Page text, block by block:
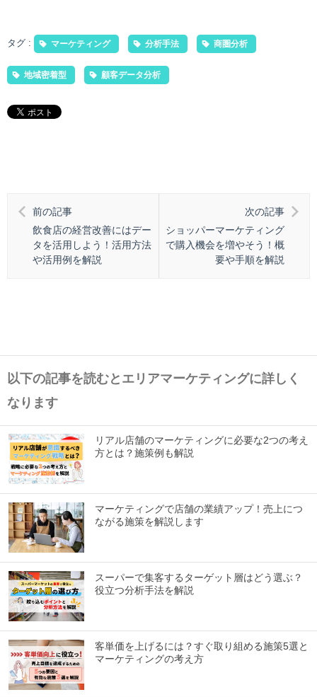
タグ : マーケティング 分析手法 商圏分析
地域密着型 顧客データ分析
前の記事
飲食店の経営改善にはデー
タを活用しよう！活用方法
や活用例を解説
次の記事
ショッパーマーケティング
で購入機会を増やそう！概
要や手順を解説
以下の記事を読むとエリアマーケティングに詳しく
なります
リアル店舗のマーケティングに必要な2つの考え
方とは？施策例も解説
マーケティングで店舗の業績アップ！売上につ
ながる施策を解説します
スーパーで集客するターゲット層はどう選ぶ？
役立つ分析手法を解説
客単価を上げるには？すぐ取り組める施策5選と
マーケティングの考え方